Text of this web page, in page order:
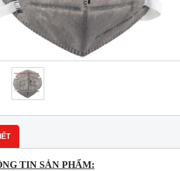
TIN SẢN PHẨM: